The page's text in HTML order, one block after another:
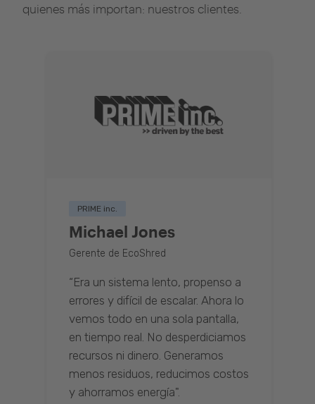
quienes más importan: nuestros clientes.
PRIME inc.
Michael Jones
Gerente de EcoShred
“Era un sistema lento, propenso a
errores y difícil de escalar. Ahora lo
vemos todo en una sola pantalla,
en tiempo real. No desperdiciamos
recursos ni dinero. Generamos
menos residuos, reducimos costos
y ahorramos energía".